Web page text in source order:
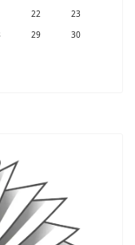
22
23
29
30